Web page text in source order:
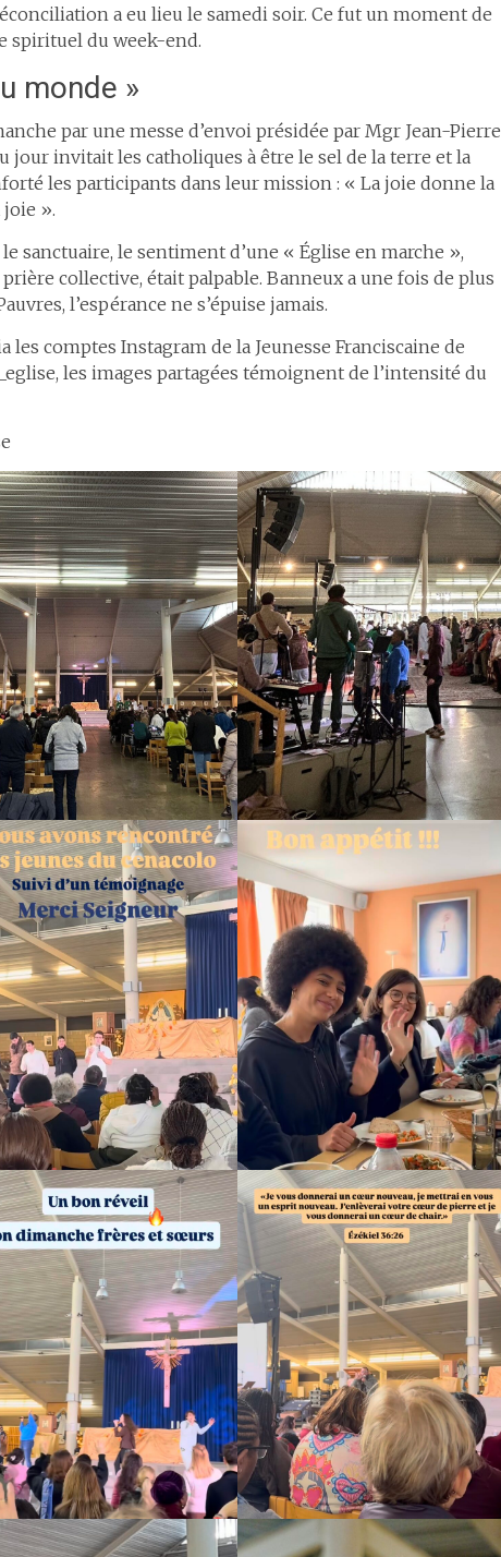
a eu lieu le samedi soir. Ce fut un moment de
spirituel du week-end.
monde »
par une messe d’envoi présidée par Mgr Jean-Pierre
jour invitait les catholiques à être le sel de la terre et la
les participants dans leur mission : « La joie donne la
».
sanctuaire, le sentiment d’une « Église en marche »,
collective, était palpable. Banneux a une fois de plus
l’espérance ne s’épuise jamais.
les comptes Instagram de la Jeunesse Franciscaine de
les images partagées témoignent de l’intensité du